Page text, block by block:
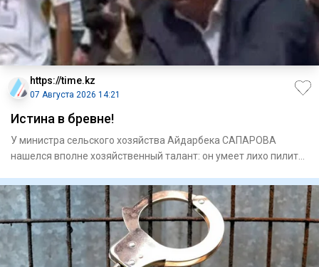
https://time.kz
07 Августа 2026 14:21
Истина в бревне!
У министра сельского хозяйства Айдарбека САПАРОВА
нашелся вполне хозяйственный талант: он умеет лихо пилить